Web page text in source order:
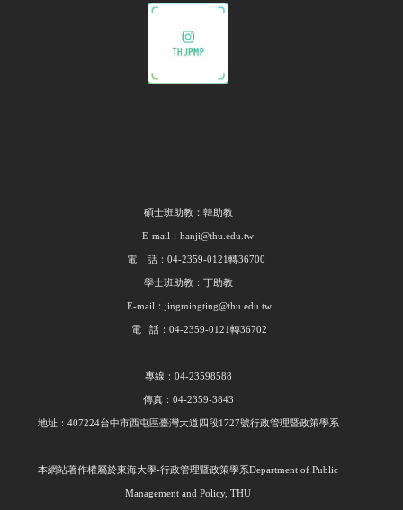
碩士班助教：韓助教
E-mail：hanji@thu.edu.tw
電 話：04-2359-0121轉36700
學士班助教：丁助教
E-mail：jingmingting@thu.edu.tw
電 話：04-2359-0121轉36702
專線：04-23598588
傳真：04-2359-3843
地址：407224台中市西屯區臺灣大道四段1727號行政管理暨政策學系
本網站著作權屬於東海大學-行政管理暨政策學系Department of Public
Management and Policy, THU